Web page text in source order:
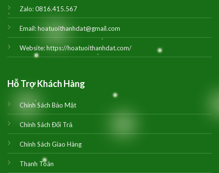
Zalo:0816.415.567
Email:hoatuoithanhdat@gmail.com
Website:https://hoatuoithanhdat.com/
Hỗ Trợ Khách Hàng
Chính Sách Bảo Mật
Chính Sách Đổi Trả
Chính Sách Giao Hàng
Thanh Toán